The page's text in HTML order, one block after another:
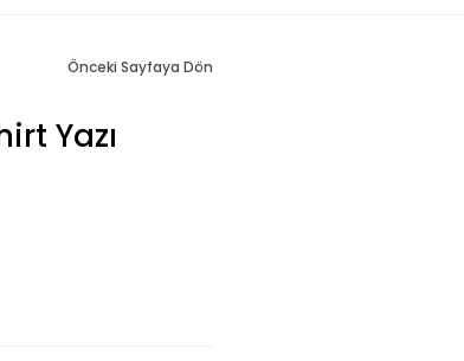
Önceki Sayfaya Dön
Yazı